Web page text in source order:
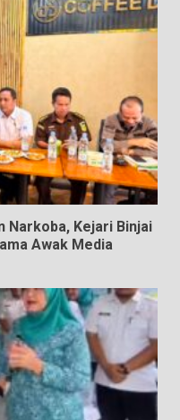
Narkoba, Kejari Binjai
Awak Media